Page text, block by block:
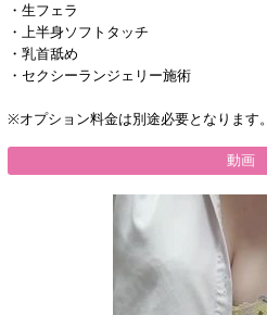
・生フェラ
・上半身ソフトタッチ
・乳首舐め
・セクシーランジェリー施術
※オプション料金は別途必要となります。
動画